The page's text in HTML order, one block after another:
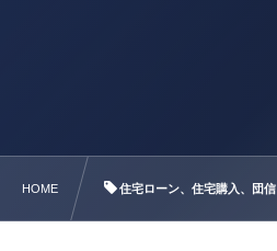
HOME 住宅ローン、住宅購入、団信